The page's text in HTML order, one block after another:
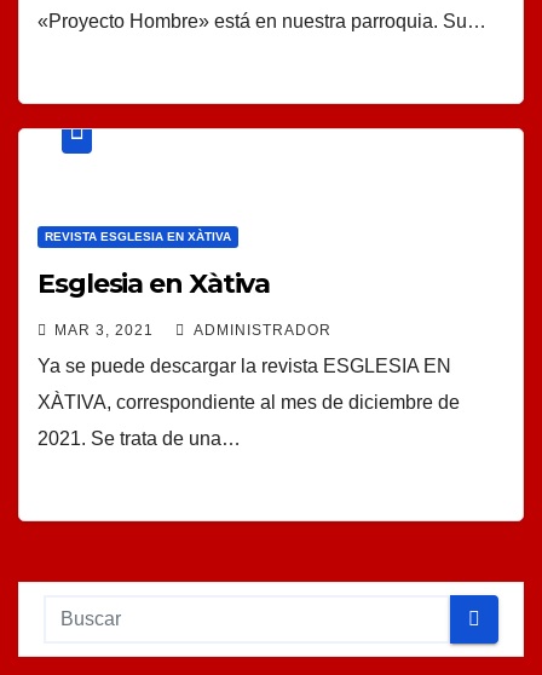
«Proyecto Hombre» está en nuestra parroquia. Su…
REVISTA ESGLESIA EN XÀTIVA
Esglesia en Xàtiva
MAR 3, 2021 ADMINISTRADOR
Ya se puede descargar la revista ESGLESIA EN
XÀTIVA, correspondiente al mes de diciembre de
2021. Se trata de una…